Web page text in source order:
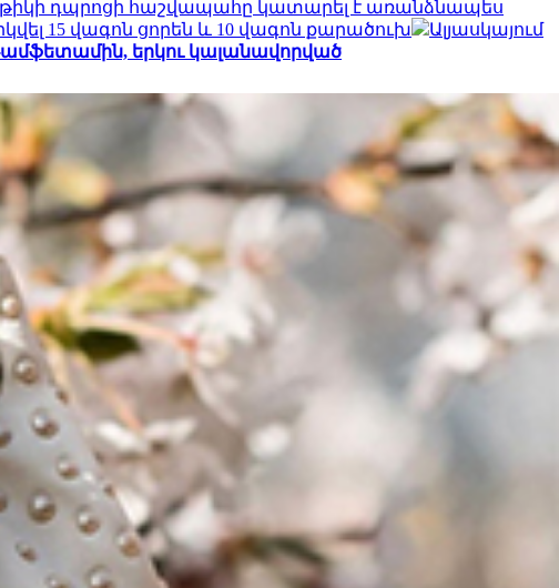
դպրոցի հաշվապահը կատարել է առանձնապես
15 վագոն ցորեն և 10 վագոն քարածուխ
Ալյասկայում
երկու կալանավորված